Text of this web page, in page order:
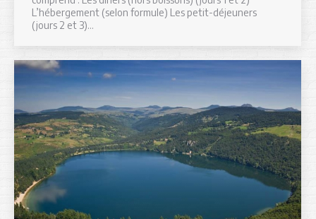
L’hébergement (selon formule) Les petit-déjeuners
(jours 2 et 3)…